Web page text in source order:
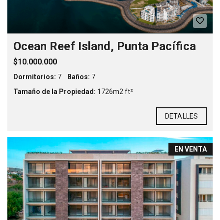
Ocean Reef Island, Punta Pacífica
$10.000.000
Dormitorios: 7 Baños: 7
Tamaño de la Propiedad: 1726m2 ft²
DETALLES
EN VENTA